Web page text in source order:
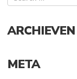
ARCHIEVEN
META